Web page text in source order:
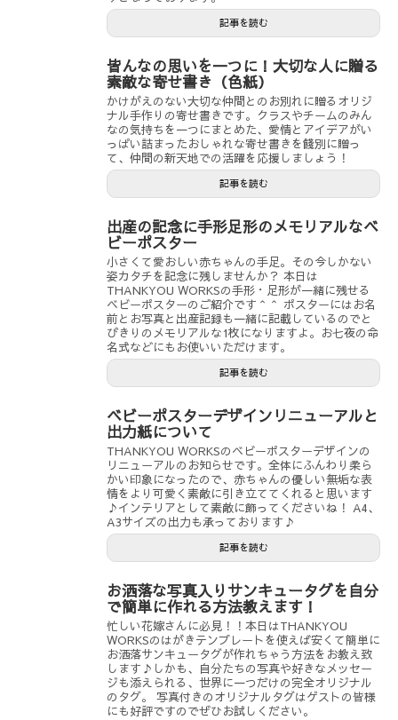
記事を読む
皆んなの思いを一つに！大切な人に贈る
素敵な寄せ書き（色紙）
かけがえのない大切な仲間とのお別れに贈るオリジ
ナル手作りの寄せ書きです。クラスやチームのみん
なの気持ちを一つにまとめた、愛情とアイデアがい
っぱい詰まったおしゃれな寄せ書きを餞別に贈っ
て、仲間の新天地での活躍を応援しましょう！
記事を読む
出産の記念に手形足形のメモリアルなベ
ビーポスター
小さくて愛おしい赤ちゃんの手足。その今しかない
姿カタチを記念に残しませんか？ 本日は
THANKYOU WORKSの手形・足形が一緒に残せる
ベビーポスターのご紹介です＾＾ ポスターにはお名
前とお写真と出産記録も一緒に記載しているのでと
びきりのメモリアルな1枚になりますよ。お七夜の命
名式などにもお使いいただけます。
記事を読む
ベビーポスターデザインリニューアルと
出力紙について
THANKYOU WORKSのベビーポスターデザインの
リニューアルのお知らせです。全体にふんわり柔ら
かい印象になったので、赤ちゃんの優しい無垢な表
情をより可愛く素敵に引き立ててくれると思います
♪インテリアとして素敵に飾ってくださいね！ A4、
A3サイズの出力も承っております♪
記事を読む
お洒落な写真入りサンキュータグを自分
で簡単に作れる方法教えます！
忙しい花嫁さんに必見！！本日はTHANKYOU
WORKSのはがきテンプレートを使えば安くて簡単に
お洒落サンキュータグが作れちゃう方法をお教え致
します♪しかも、自分たちの写真や好きなメッセー
ジも添えられる、世界に一つだけの完全オリジナル
のタグ。 写真付きのオリジナルタグはゲストの皆様
にも好評ですのでぜひお試しください。